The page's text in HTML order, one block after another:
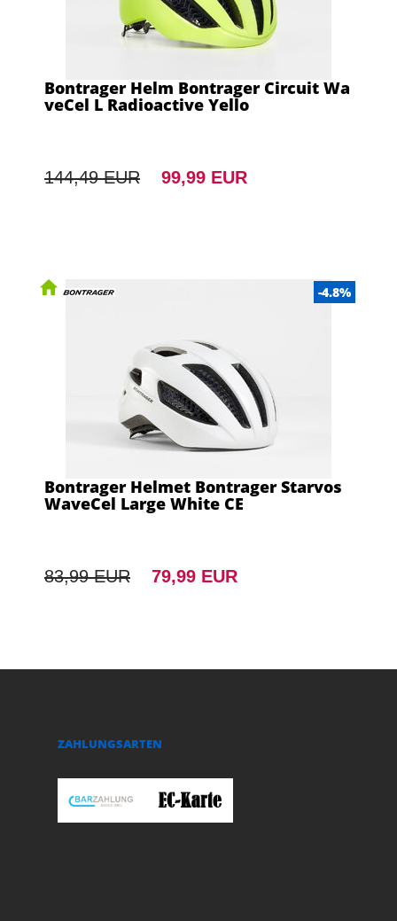
Bontrager Helm Bontrager Circuit Wa
veCel L Radioactive Yello
144,49 EUR 99,99 EUR
-4.8%
Bontrager Helmet Bontrager Starvos
WaveCel Large White CE
83,99 EUR 79,99 EUR
ZAHLUNGSARTEN